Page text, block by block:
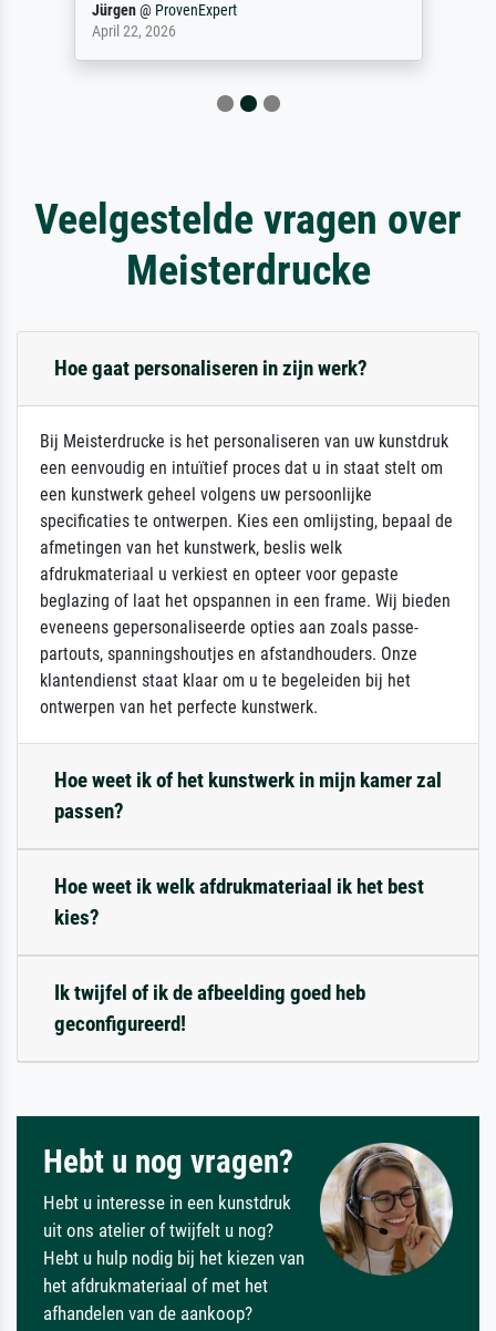
Jürgen@ ProvenExpert
April 22, 2026
Veelgestelde vragen over
Meisterdrucke
Hoe gaat personaliseren in zijn werk?
Bij Meisterdrucke is het personaliseren van uw kunstdruk
een eenvoudig en intuïtief proces dat u in staat stelt om
een kunstwerk geheel volgens uw persoonlijke
specificaties te ontwerpen. Kies een omlijsting, bepaal de
afmetingen van het kunstwerk, beslis welk
afdrukmateriaal u verkiest en opteer voor gepaste
beglazing of laat het opspannen in een frame. Wij bieden
eveneens gepersonaliseerde opties aan zoals passe-
partouts, spanningshoutjes en afstandhouders. Onze
klantendienst staat klaar om u te begeleiden bij het
ontwerpen van het perfecte kunstwerk.
Hoe weet ik of het kunstwerk in mijn kamer zal
passen?
Hoe weet ik welk afdrukmateriaal ik het best
kies?
Ik twijfel of ik de afbeelding goed heb
geconfigureerd!
Hebt u nog vragen?
Hebt u interesse in een kunstdruk
uit ons atelier of twijfelt u nog?
Hebt u hulp nodig bij het kiezen van
het afdrukmateriaal of met het
afhandelen van de aankoop?